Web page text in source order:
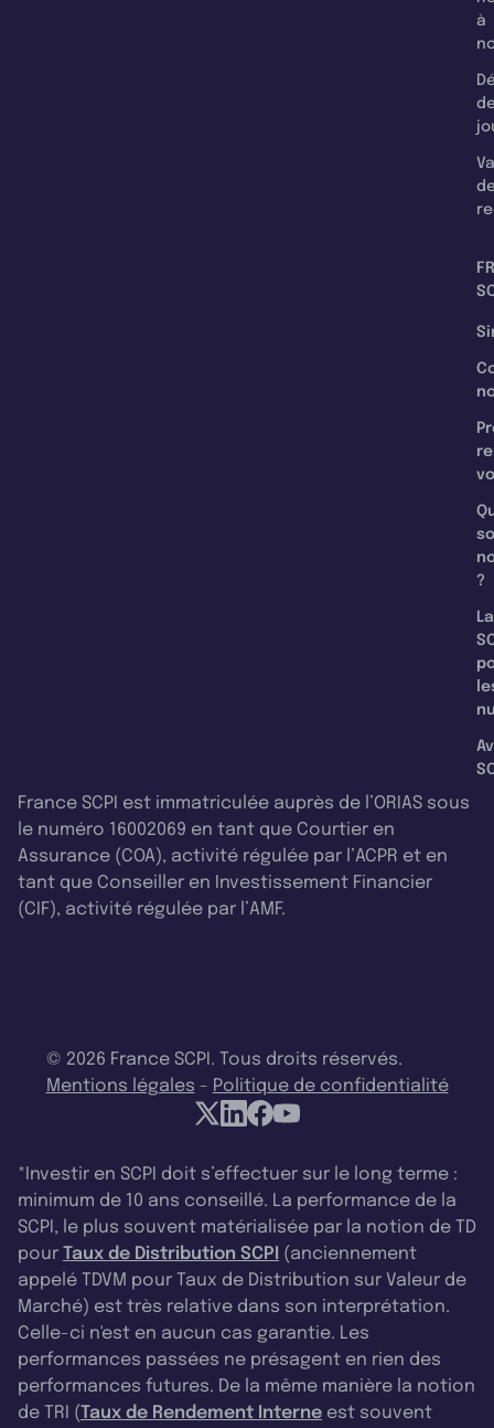
à
?
La
France SCPI est immatriculée auprès de l’ORIAS sous
le numéro 16002069 en tant que Courtier en
Assurance (COA), activité régulée par l’ACPR et en
tant que Conseiller en Investissement Financier
(CIF), activité régulée par l’AMF.
© 2026 France SCPI. Tous droits réservés.
Mentions légales - Politique de confidentialité
*Investir en SCPI doit s’effectuer sur le long terme :
minimum de 10 ans conseillé. La performance de la
SCPI, le plus souvent matérialisée par la notion de TD
pour Taux de Distribution SCPI (anciennement
appelé TDVM pour Taux de Distribution sur Valeur de
Marché) est très relative dans son interprétation.
Celle-ci n'est en aucun cas garantie. Les
performances passées ne présagent en rien des
performances futures. De la même manière la notion
de TRI (Taux de Rendement Interne est souvent